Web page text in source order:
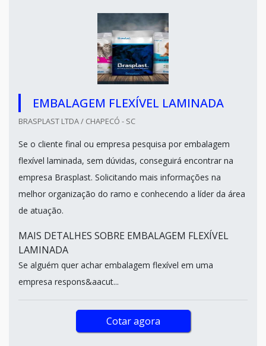
EMBALAGEM FLEXÍVEL LAMINADA
BRASPLAST LTDA / CHAPECÓ - SC
Se o cliente final ou empresa pesquisa por embalagem
flexível laminada, sem dúvidas, conseguirá encontrar na
empresa Brasplast. Solicitando mais informações na
melhor organização do ramo e conhecendo a líder da área
de atuação.
MAIS DETALHES SOBRE EMBALAGEM FLEXÍVEL
LAMINADA
Se alguém quer achar embalagem flexível em uma
empresa respons&aacut...
Cotar agora